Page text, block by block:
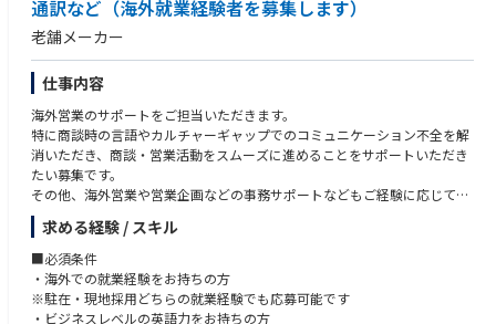
通訳など（海外就業経験者を募集します）
老舗メーカー
仕事内容
海外営業のサポートをご担当いただきます。
特に商談時の言語やカルチャーギャップでのコミュニケーション不全を解
消いただき、商談・営業活動をスムーズに進めることをサポートいただき
たい募集です。
その他、海外営業や営業企画などの事務サポートなどもご経験に応じてお
任せをします。
※詳細は求人担当コンサルタントがご説明しますので、ご相談ください
求める経験 / スキル
■必須条件
・海外での就業経験をお持ちの方
※駐在・現地採用どちらの就業経験でも応募可能です
・ビジネスレベルの英語力をお持ちの方